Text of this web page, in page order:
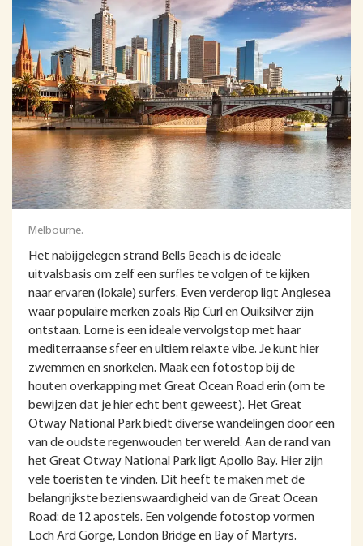
Melbourne.
Het nabijgelegen strand Bells Beach is de ideale
uitvalsbasis om zelf een surfles te volgen of te kijken
naar ervaren (lokale) surfers. Even verderop ligt Anglesea
waar populaire merken zoals Rip Curl en Quiksilver zijn
ontstaan. Lorne is een ideale vervolgstop met haar
mediterraanse sfeer en ultiem relaxte vibe. Je kunt hier
zwemmen en snorkelen. Maak een fotostop bij de
houten overkapping met Great Ocean Road erin (om te
bewijzen dat je hier echt bent geweest). Het Great
Otway National Park biedt diverse wandelingen door een
van de oudste regenwouden ter wereld. Aan de rand van
het Great Otway National Park ligt Apollo Bay. Hier zijn
vele toeristen te vinden. Dit heeft te maken met de
belangrijkste bezienswaardigheid van de Great Ocean
Road: de 12 apostels. Een volgende fotostop vormen
Loch Ard Gorge, London Bridge en Bay of Martyrs.